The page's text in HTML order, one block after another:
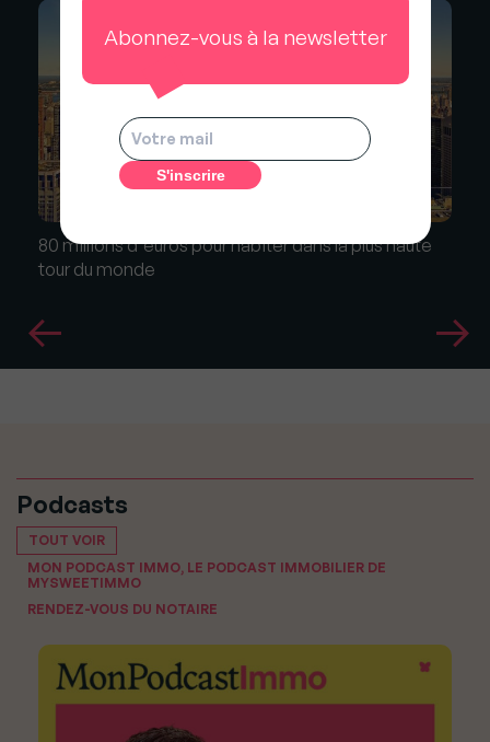
80 millions d'euros pour habiter dans la plus haute
tour du monde
Podcasts
TOUT VOIR
MON PODCAST IMMO, LE PODCAST IMMOBILIER DE
MYSWEETIMMO
RENDEZ-VOUS DU NOTAIRE
Abonnez-vous à la newsletter